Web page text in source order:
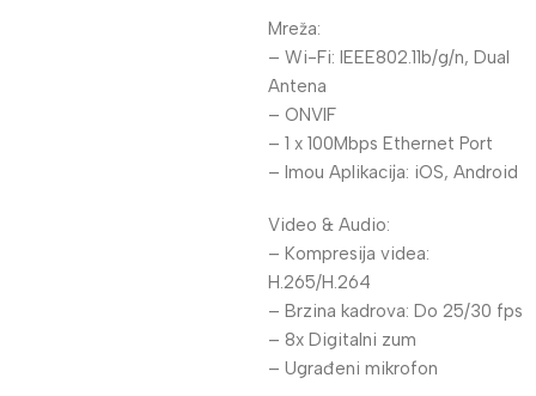
Mreža:
– Wi-Fi: IEEE802.11b/g/n, Dual
Antena
– ONVIF
– 1 x 100Mbps Ethernet Port
– Imou Aplikacija: iOS, Android
Video & Audio:
– Kompresija videa:
H.265/H.264
– Brzina kadrova: Do 25/30 fps
– 8x Digitalni zum
– Ugrađeni mikrofon